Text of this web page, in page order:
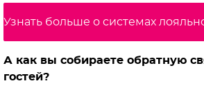
Узнать больше о системах
А как вы собираете обратную
гостей?